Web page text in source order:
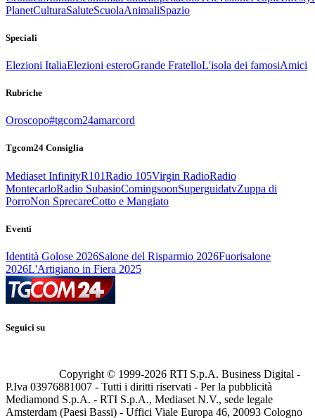
PlanetCulturaSaluteScuolaAnimaliSpazio
Speciali
Elezioni ItaliaElezioni esteroGrande FratelloL'isola dei famosiAmici
Rubriche
Oroscopo#tgcom24amarcord
Tgcom24 Consiglia
Mediaset InfinityR101Radio 105Virgin RadioRadio
MontecarloRadio SubasioComingsoonSuperguidatvZuppa di
PorroNon SprecareCotto e Mangiato
Eventi
Identità Golose 2026Salone del Risparmio 2026Fuorisalone
2026L'Artigiano in Fiera 2025
Seguici su
Copyright © 1999-2026 RTI S.p.A. Business Digital -
P.Iva 03976881007 - Tutti i diritti riservati - Per la pubblicità
Mediamond S.p.A. - RTI S.p.A., Mediaset N.V., sede legale
Amsterdam (Paesi Bassi) - Uffici Viale Europa 46, 20093 Cologno